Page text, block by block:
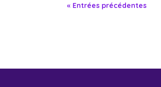
« Entrées précédentes